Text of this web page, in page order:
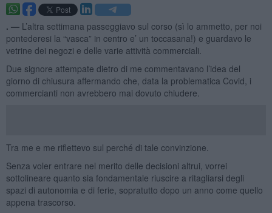
. — L’altra settimana passeggiavo sul corso (sì lo ammetto, per noi
pontederesi la “vasca” in centro e’ un toccasana!) e guardavo le
vetrine dei negozi e delle varie attività commerciali.
Due signore attempate dietro di me commentavano l’idea del
giorno di chiusura affermando che, data la problematica Covid, i
commercianti non avrebbero mai dovuto chiudere.
Tra me e me riflettevo sul perché di tale convinzione.
Senza voler entrare nel merito delle decisioni altrui, vorrei
sottolineare quanto sia fondamentale riuscire a ritagliarsi degli
spazi di autonomia e di ferie, sopratutto dopo un anno come quello
appena trascorso.